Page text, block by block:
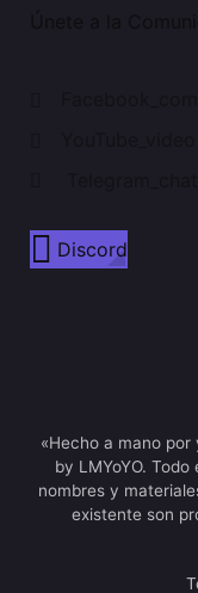
Discord
«Hecho a mano
by LMYoYO.
nombres y
existente son